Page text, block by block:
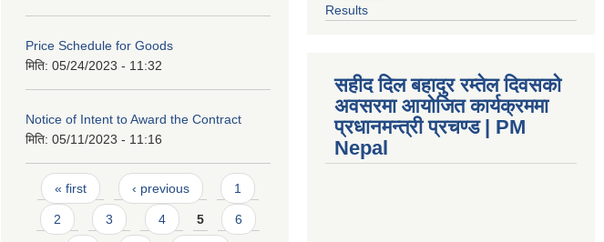
Price Schedule for Goods
मिति: 05/24/2023 - 11:32
Notice of Intent to Award the Contract
मिति: 05/11/2023 - 11:16
Pages
« first ‹ previous 1
2 3 4 5 6
Results
सहीद दिल बहादुर रम्तेल दिवसको
अवसरमा आयोजित कार्यक्रममा
प्रधानमन्त्री प्रचण्ड | PM
Nepal